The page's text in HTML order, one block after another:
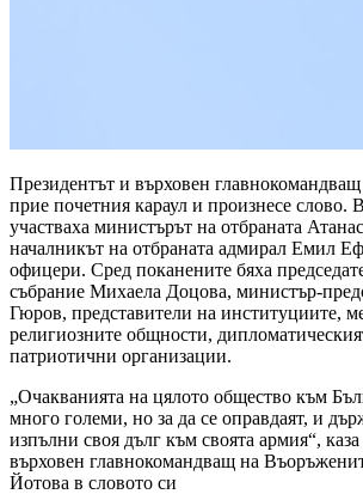
Президентът и върховен
прие почетния караул и произнесе слово.
участваха министърът на отбраната
началникът на отбраната адмирал Емил
офицери. Сред поканените бяха
събрание Михаела Доцова, министър-
Гюров, представители на институциите,
религиозните общности,
патриотични организации.
„Очакванията на цялото общество към
много големи, но за да се оправдаят, и
изпълни своя дълг към своята армия“,
върховен главнокомандващ на
Йотова в словото си